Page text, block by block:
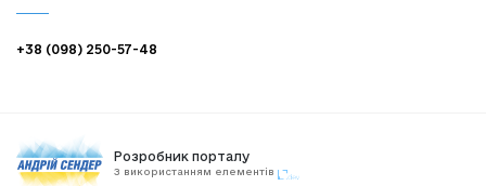
+38 (098) 250-57-48
Розробник порталу
З використанням елементів